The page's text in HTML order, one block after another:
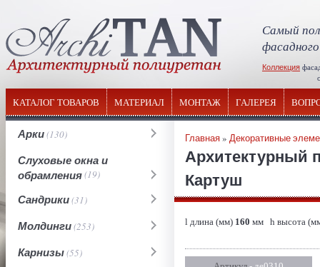
Самый
Коллекция
КАТАЛОГ ТОВАРОВ МАТЕРИАЛ МОНТАЖ ГАЛЕРЕЯ
Арки(130)
Слуховые окна и
обрамления(19)
Сандрики(31)
Молдинги(253)
Карнизы(55)
Главная» Декоративные
Архитектурный
Картуш
l длина (мм) 160 мм h высота